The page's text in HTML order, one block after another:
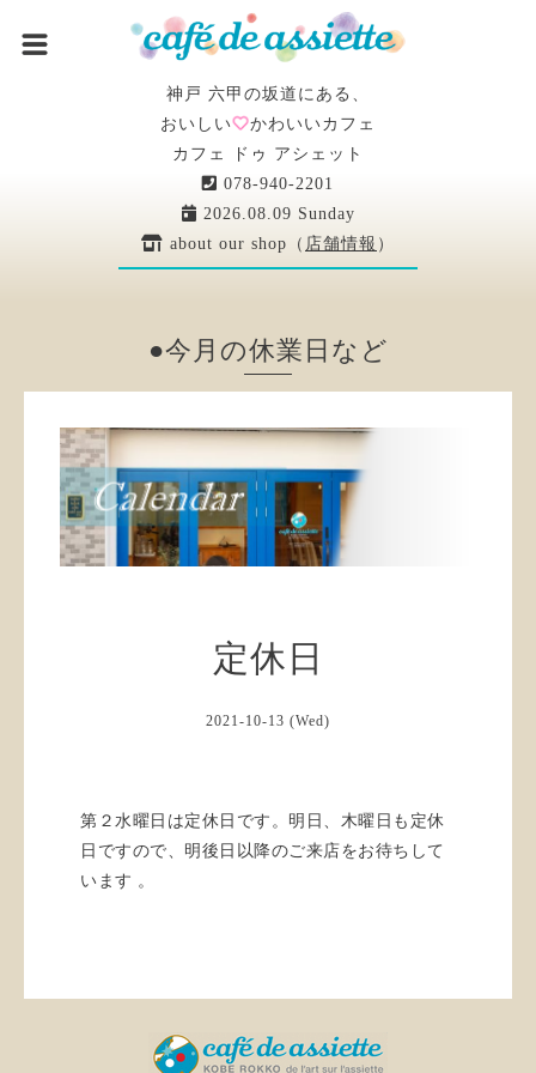
神戸 六甲の坂道にある、
おいしい
かわいいカフェ
カフェ ドゥ アシェット
078-940-2201
2026.08.09 Sunday
about our shop（ 店舗情報 ）
●今月の休業日など
定休日
2021-10-13 (Wed)
第２水曜日は定休日です。明日、木曜日も定休
日ですので、明後日以降のご来店をお待ちして
います 。